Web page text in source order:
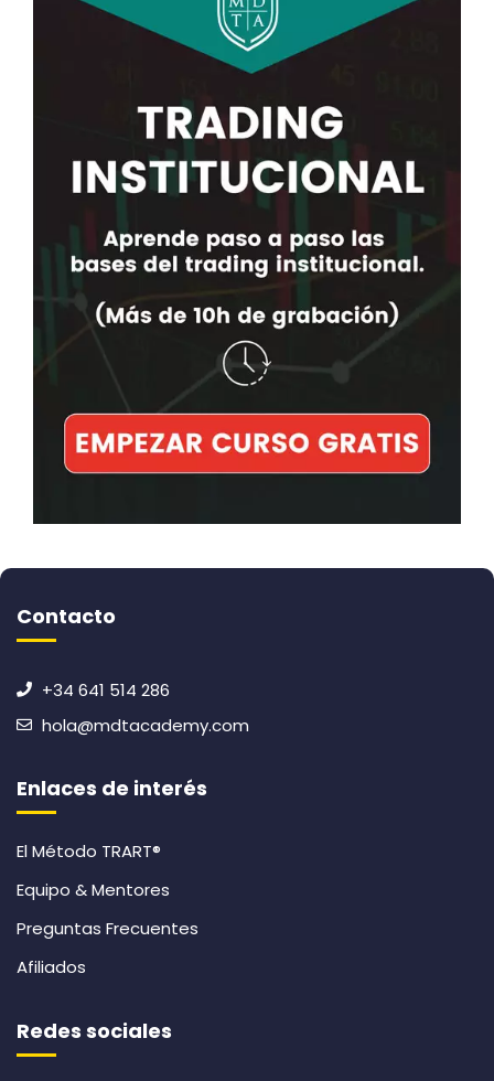
Contacto
+34 641 514 286
hola@mdtacademy.com
Enlaces de interés
El Método TRART®
Equipo & Mentores
Preguntas Frecuentes
Afiliados
Redes sociales